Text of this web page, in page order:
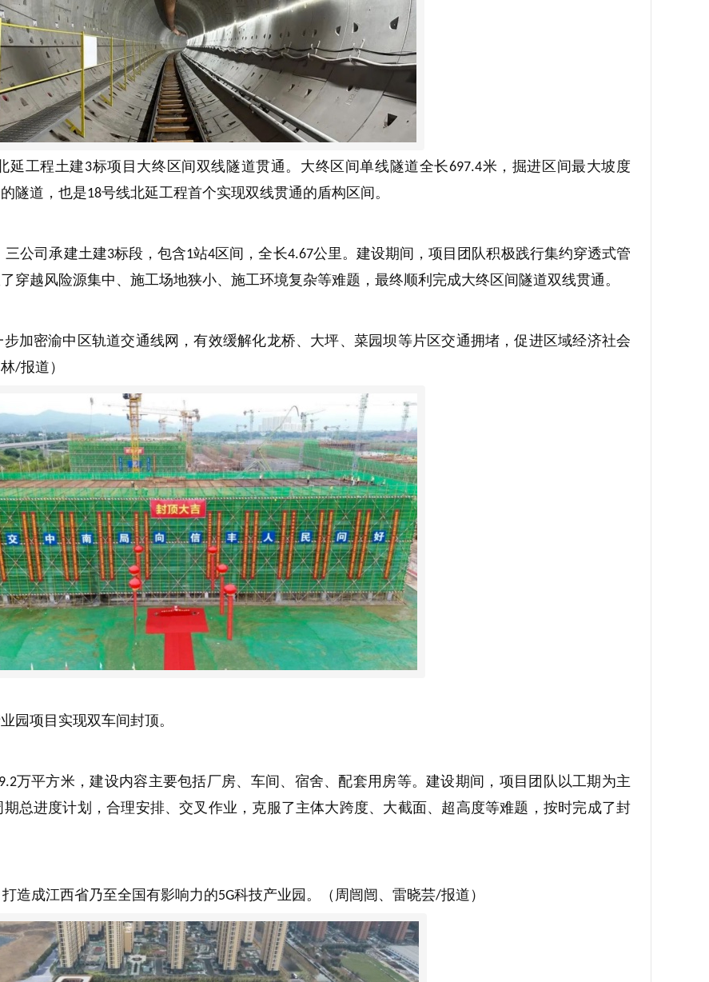
延工程土建3标项目大终区间双线隧道贯通。大终区间单线隧道全长697.4米，掘进区间最大坡度
隧道，也是18号线北延工程首个实现双线贯通的盾构区间。
三公司承建土建3标段，包含1站4区间，全长4.67公里。建设期间，项目团队积极践行集约穿透式管
穿越风险源集中、施工场地狭小、施工环境复杂等难题，最终顺利完成大终区间隧道双线贯通。
加密渝中区轨道交通线网，有效缓解化龙桥、大坪、菜园坝等片区交通拥堵，促进区域经济社会
/报道）
园项目实现双车间封顶。
万平方米，建设内容主要包括厂房、车间、宿舍、配套用房等。建设期间，项目团队以工期为主
总进度计划，合理安排、交叉作业，克服了主体大跨度、大截面、超高度等难题，按时完成了封
造成江西省乃至全国有影响力的5G科技产业园。（周闿闿、雷晓芸/报道）